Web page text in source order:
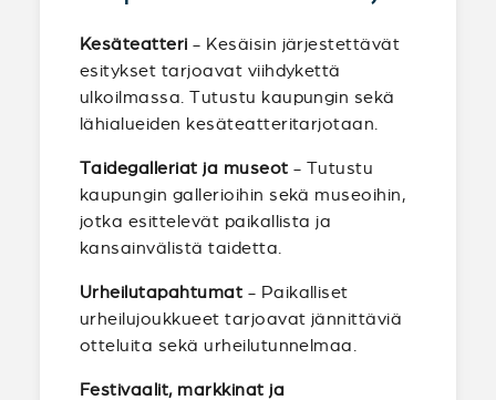
Kesäteatteri - Kesäisin järjestettävät
esitykset tarjoavat viihdykettä
ulkoilmassa. Tutustu kaupungin sekä
lähialueiden kesäteatteritarjotaan.
Taidegalleriat ja museot - Tutustu
kaupungin gallerioihin sekä museoihin,
jotka esittelevät paikallista ja
kansainvälistä taidetta.
Urheilutapahtumat - Paikalliset
urheilujoukkueet tarjoavat jännittäviä
otteluita sekä urheilutunnelmaa.
Festivaalit, markkinat ja